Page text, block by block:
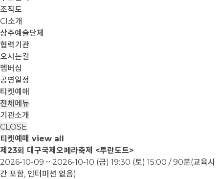
조직도
CI소개
상주예술단체
협력기관
오시는길
멤버십
공연일정
티켓예매
전체메뉴
기관소개
CLOSE
티켓예매 view all
제23회 대구국제오페라축제 <투란도트>
2026-10-09 ~ 2026-10-10 (금) 19:30 (토) 15:00 / 90분(교육시
간 포함, 인터미션 없음)